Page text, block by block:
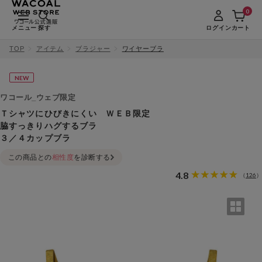
メニュー 探す ログインカート
0
TOP アイテム ブラジャー ワイヤーブラ
NEW
ワコール_ウェブ限定
Ｔシャツにひびきにくい ＷＥＢ限定
脇すっきりハグするブラ
３／４カップブラ
4.8 （ 126 ）
この商品との相性度を診断する